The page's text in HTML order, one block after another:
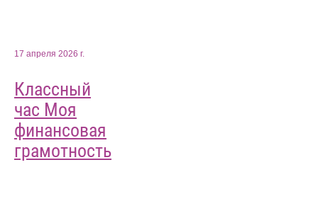
17 апреля 2026 г.
Классный
час Моя
финансовая
грамотность